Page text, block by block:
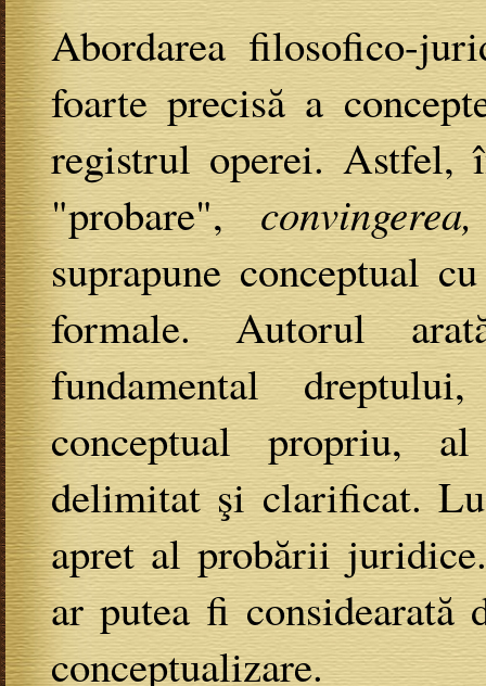
Abordarea filosofico-
foarte precisă a
registrul operei. Astfel,
"probare",
suprapune conceptual
formale. Autorul
fundamental
conceptual propriu,
delimitat şi clarificat.
apret al probării
ar putea fi considearată
conceptualizare.